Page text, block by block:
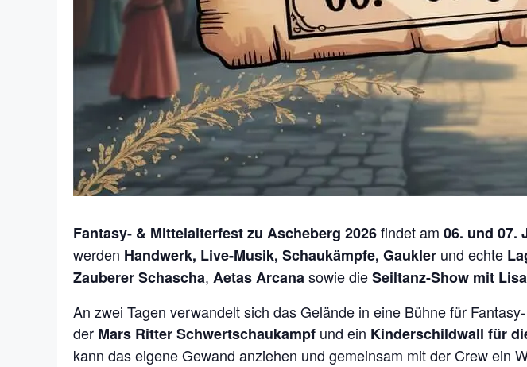
Fantasy- & Mittelalterfest zu Ascheberg 2026findet am 06. und 07.
werden Handwerk, Live-Musik, Schaukämpfe, Gaukler und echte
Zauberer Schascha, Aetas Arcanasowie dieSeiltanz-Show mit
An zwei Tagen verwandelt sich das Gelände in eine Bühne für
der Mars Ritter Schwertschaukampf und ein Kinderschildwall für
kann das eigene Gewand anziehen und gemeinsam mit der Crew ein